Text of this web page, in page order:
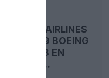
VIETNAM AIRLINES
AJOUTE 19 BOEING
737 MAX 8 EN
LEASING,...